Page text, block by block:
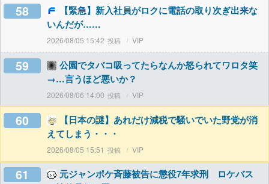
58
【緊急】新入社員がロクに電話の取り次ぎ出来な
いんだが……
2026/08/05 15:42 VIP
59
公園でタバコ吸ってたらなんか怒られてワロタ笑
→…言うほど悪いか？
2026/08/06 14:00 VIP
60
【日本の謎】あれだけ減税で騒いでいた野党が消
えてしまう・・・
2026/08/05 15:51 VIP
61
元ジャンポケ斉藤被告に懲役7年求刑 ロケバス